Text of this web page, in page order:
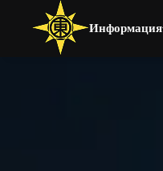
Информация